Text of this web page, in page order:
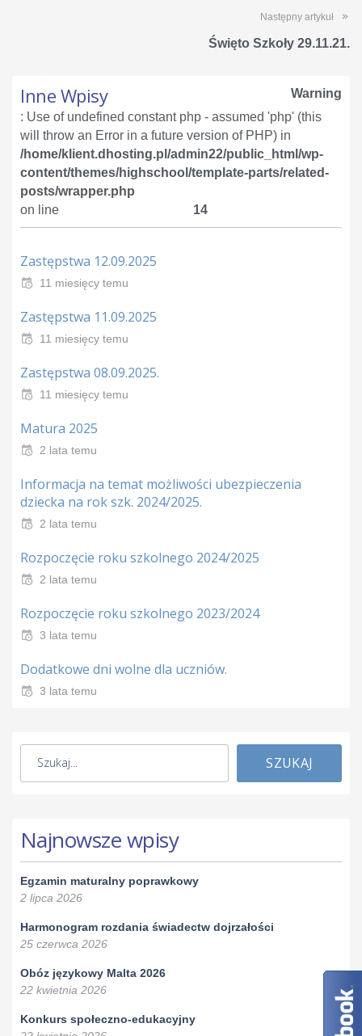
Następny artykuł
Święto Szkoły 29.11.21.
Inne Wpisy
Warning
: Use of undefined constant php - assumed 'php' (this
will throw an Error in a future version of PHP) in
/home/klient.dhosting.pl/admin22/public_html/wp-
content/themes/highschool/template-parts/related-
posts/wrapper.php
on line
14
Zastępstwa 12.09.2025
11 miesięcy temu
Zastępstwa 11.09.2025
11 miesięcy temu
Zastępstwa 08.09.2025.
11 miesięcy temu
Matura 2025
2 lata temu
Informacja na temat możliwości ubezpieczenia
dziecka na rok szk. 2024/2025.
2 lata temu
Rozpoczęcie roku szkolnego 2024/2025
2 lata temu
Rozpoczęcie roku szkolnego 2023/2024
3 lata temu
Dodatkowe dni wolne dla uczniów.
3 lata temu
SZUKAJ
Najnowsze wpisy
Egzamin maturalny poprawkowy
2 lipca 2026
Harmonogram rozdania świadectw dojrzałości
25 czerwca 2026
Obóz językowy Malta 2026
22 kwietnia 2026
Konkurs społeczno-edukacyjny